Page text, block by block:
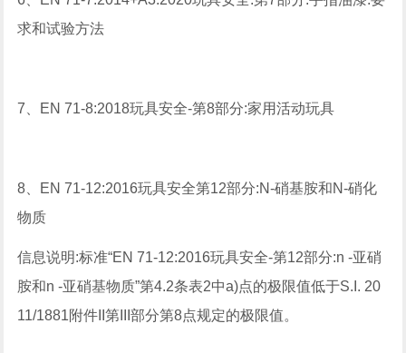
求和试验方法
7、EN 71-8:2018玩具安全-第8部分:家用活动玩具
8、EN 71-12:2016玩具安全第12部分:N-硝基胺和N-硝化
物质
信息说明:标准“EN 71-12:2016玩具安全-第12部分:n -亚硝
胺和n -亚硝基物质”第4.2条表2中a)点的极限值低于S.I. 20
11/1881附件II第III部分第8点规定的极限值。